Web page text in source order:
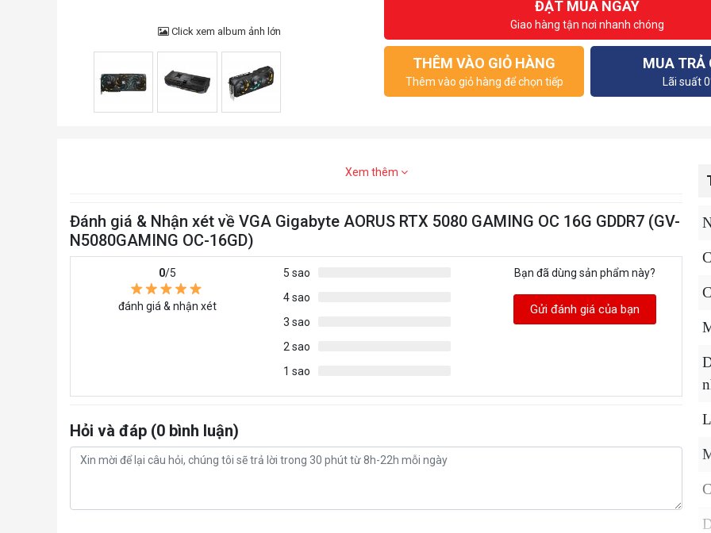
Click xem album ảnh lớn
ĐẶT MUA NGAY
Giao hàng tận nơi nhanh chóng
THÊM VÀO GIỎ HÀNG
Thêm vào giỏ hàng để chọn tiếp
MUA TRẢ
Lãi suất
Xem thêm
Đánh giá & Nhận xét về VGA Gigabyte AORUS RTX 5080 GAMING OC 16G GDDR7 (GV-
N5080GAMING OC-16GD)
0/5
đánh giá & nhận xét
5 sao
4 sao
3 sao
2 sao
1 sao
Bạn đã dùng sản phẩm này?
Gửi đánh giá của bạn
Hỏi và đáp (0 bình luận)